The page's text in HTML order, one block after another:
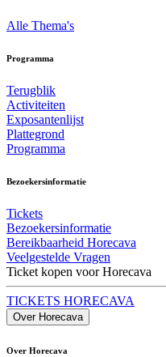
Alle Thema's
Programma
Terugblik
Activiteiten
Exposantenlijst
Plattegrond
Programma
Bezoekersinformatie
Tickets
Bezoekersinformatie
Bereikbaarheid Horecava
Veelgestelde Vragen
Ticket kopen voor Horecava
TICKETS HORECAVA
Over Horecava
Over Horecava